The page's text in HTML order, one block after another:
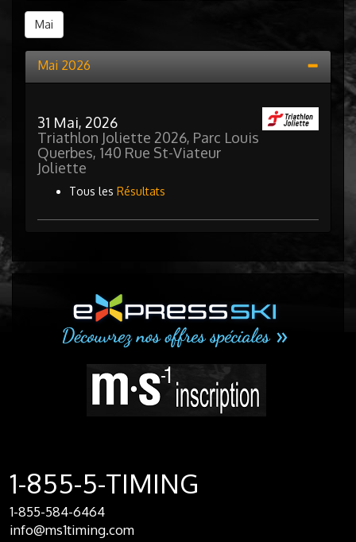
Mai
Mai 2026
31 Mai, 2026
Triathlon Joliette 2026, Parc Louis
Querbes, 140 Rue St-Viateur
Joliette
Tous les Résultats
1-855-5-TIMING
1-855-584-6464
info@ms1timing.com